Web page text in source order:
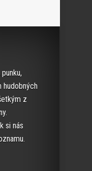
hudobných
z
si nás